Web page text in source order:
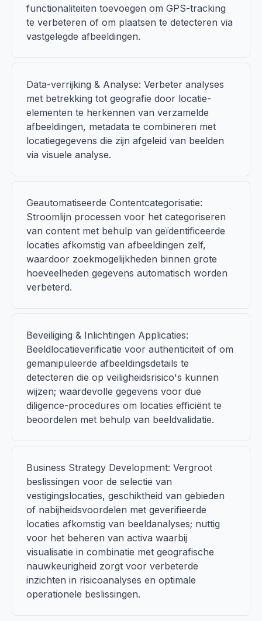
functionaliteiten toevoegen om GPS-tracking
te verbeteren of om plaatsen te detecteren via
vastgelegde afbeeldingen.
Data-verrijking & Analyse: Verbeter analyses
met betrekking tot geografie door locatie-
elementen te herkennen van verzamelde
afbeeldingen, metadata te combineren met
locatiegegevens die zijn afgeleid van beelden
via visuele analyse.
Geautomatiseerde Contentcategorisatie:
Stroomlijn processen voor het categoriseren
van content met behulp van geïdentificeerde
locaties afkomstig van afbeeldingen zelf,
waardoor zoekmogelijkheden binnen grote
hoeveelheden gegevens automatisch worden
verbeterd.
Beveiliging & Inlichtingen Applicaties:
Beeldlocatieverificatie voor authenticiteit of om
gemanipuleerde afbeeldingsdetails te
detecteren die op veiligheidsrisico's kunnen
wijzen; waardevolle gegevens voor due
diligence-procedures om locaties efficiënt te
beoordelen met behulp van beeldvalidatie.
Business Strategy Development: Vergroot
beslissingen voor de selectie van
vestigingslocaties, geschiktheid van gebieden
of nabijheidsvoordelen met geverifieerde
locaties afkomstig van beeldanalyses; nuttig
voor het beheren van activa waarbij
visualisatie in combinatie met geografische
nauwkeurigheid zorgt voor verbeterde
inzichten in risicoanalyses en optimale
operationele beslissingen.